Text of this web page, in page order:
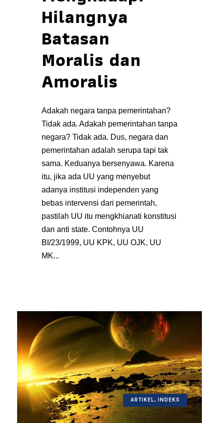
Hilangnya
Batasan
Moralis dan
Amoralis
Adakah negara tanpa pemerintahan?
Tidak ada. Adakah pemerintahan tanpa
negara? Tidak ada. Dus, negara dan
pemerintahan adalah serupa tapi tak
sama. Keduanya bersenyawa. Karena
itu, jika ada UU yang menyebut
adanya institusi independen yang
bebas intervensi dari pemerintah,
pastilah UU itu mengkhianati konstitusi
dan anti state. Contohnya UU
BI/23/1999, UU KPK, UU OJK, UU
MK...
ARTIKEL, INDEKS